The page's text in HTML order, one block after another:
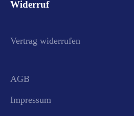
Widerruf
Vertrag widerrufen
AGB
Impressum